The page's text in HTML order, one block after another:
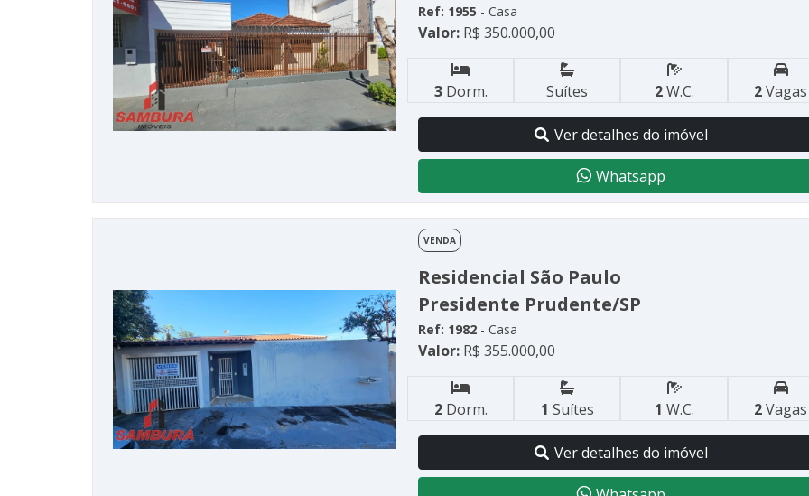
Ref: 1955 - Casa
Valor:R$ 350.000,00
3Dorm. Suítes 2W.C. 2Vagas
Ver detalhes do imóvel
Whatsapp
VENDA
Residencial São Paulo
Presidente Prudente/SP
Ref: 1982- Casa
Valor:R$ 355.000,00
2Dorm. 1 Suítes 1 W.C. 2Vagas
Ver detalhes do imóvel